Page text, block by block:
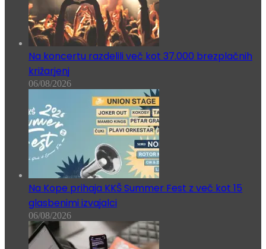
Na koncertu razdelili več kot 37.000 brezplačnih
križarjenj
06/08/2026
Na Kope prihaja KKŠ Summer Fest z več kot 15
glasbenimi izvajalci
06/08/2026